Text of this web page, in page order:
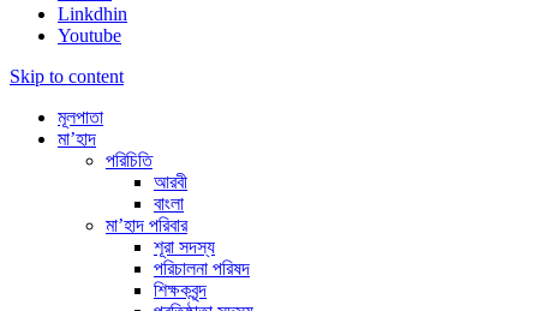
Linkdhin
Youtube
Skip to content
মূলপাতা
মা’হাদ
পরিচিতি
আরবী
বাংলা
মা’হাদ পরিবার
শূরা সদস্য
পরিচালনা পরিষদ
শিক্ষকবৃন্দ